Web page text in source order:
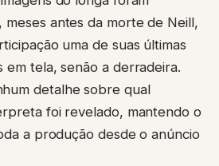
meses antes da morte de Neill,
uma de suas últimas
em tela, senão a derradeira.
detalhe sobre qual
foi revelado, mantendo o
a produção desde o anúncio